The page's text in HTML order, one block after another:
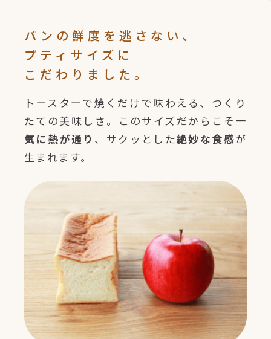
パンの鮮度を逃さない、
プティサイズに
こだわりました。
トースターで焼くだけで味わえる、つくり
たての美味しさ。このサイズだからこそ 一
気に熱が通り 、サクッとした絶妙な食感が
生まれます。